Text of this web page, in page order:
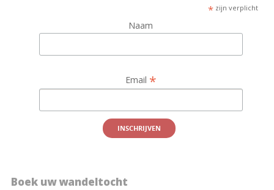
* zijn verplicht
Naam
Email *
Boek uw wandeltocht